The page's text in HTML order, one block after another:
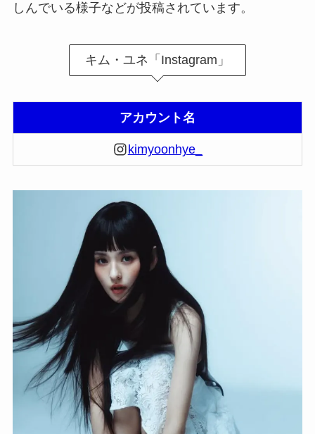
しんでいる様子などが投稿されています。
キム・ユネ「Instagram」
アカウント名
kimyoonhye_